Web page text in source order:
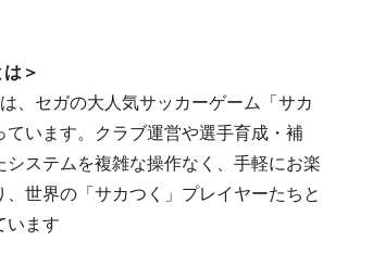
＞
、セガの大人気サッカーゲーム「サカ
います。クラブ運営や選手育成・補
ステムを複雑な操作なく、手軽にお楽
世界の「サカつく」プレイヤーたちと
います